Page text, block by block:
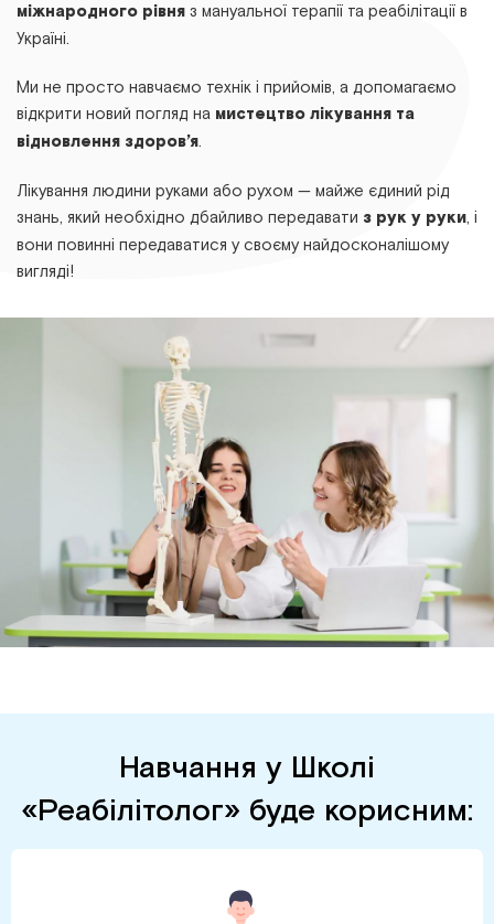
міжнародного рівня з мануальної терапії та реабілітації в
Україні.
Ми не просто навчаємо технік і прийомів, а допомагаємо
відкрити новий погляд на мистецтво лікування та
відновлення здоров’я.
Лікування людини руками або рухом — майже єдиний рід
знань, який необхідно дбайливо передавати з рук у руки, і
вони повинні передаватися у своєму найдосконалішому
вигляді!
Навчання у Школі
«Реабілітолог» буде корисним: